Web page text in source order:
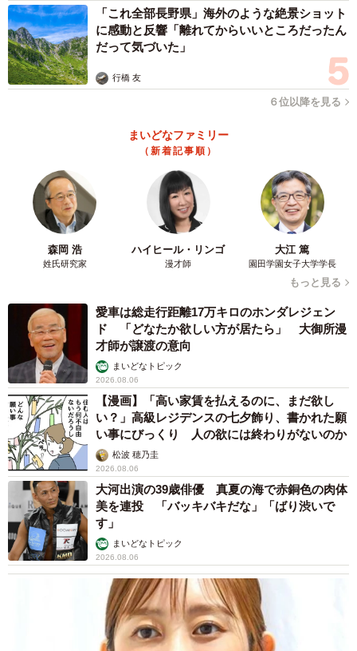
「これ全部長野県」海外のような絶景ショット
に感動と反響「離れてからいいところだったん
だって気づいた」
行橋 友
６位以降を見る
まいどなファミリー
（新着記事順）
森岡 浩
姓氏研究家
ハイヒール・リンゴ
漫才師
大江 篤
園田学園女子大学学長
もっと見る
愛車は総走行距離17万キロのホンダレジェン
ド 「どなたか欲しい方が居たら」 大御所漫
才師が譲渡の意向
まいどなトピック
2026.08.06
【漫画】「高い家賃を払えるのに、まだ欲し
い？」高級レジデンスの七夕飾り、書かれた願
い事にびっくり 人の欲には終わりがないのか
松波 穂乃圭
2026.08.06
大河出演の39歳俳優 真夏の海で赤銅色の肉体
美を連投 「バッキバキだな」「ばり渋いで
す」
まいどなトピック
2026.08.06